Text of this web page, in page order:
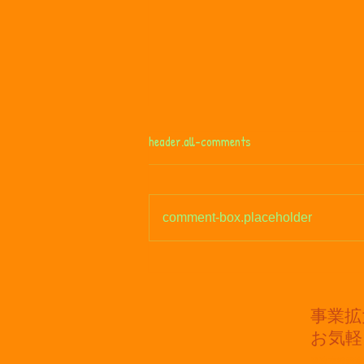
夏休み！
header.all-comments
comment-box.placeholder
事業
お気